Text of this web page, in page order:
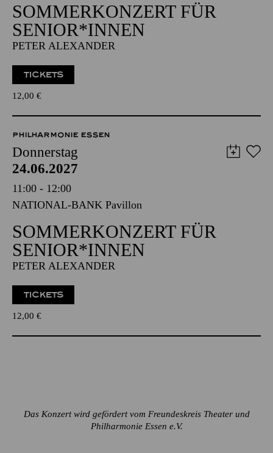
SOMMERKONZERT FÜR
SENIOR*INNEN
PETER ALEXANDER
TICKETS
12,00 €
PHILHARMONIE ESSEN
Donnerstag
24.06.2027
11:00 - 12:00
NATIONAL-BANK Pavillon
SOMMERKONZERT FÜR
SENIOR*INNEN
PETER ALEXANDER
TICKETS
12,00 €
Das Konzert wird gefördert vom Freundeskreis Theater und
Philharmonie Essen e.V.